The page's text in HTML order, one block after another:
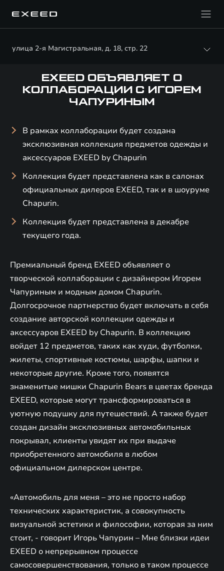
улица 2-я Магистральная, д. 18, стр. 22
EXEED ОБЪЯВЛЯЕТ О
КОЛЛАБОРАЦИИ С ИГОРЕМ
ЧАПУРИНЫМ
В рамках коллаборации будет создана
эксклюзивная коллекция предметов одежды и
аксессуаров EXEED by Chapurin
Коллекция будет представлена как в салонах
официальных дилеров EXEED, так и в шоуруме
Chapurin.
Коллекция будет представлена в декабре
текущего года.
Премиальный бренд EXEED объявляет о
творческой коллаборации с дизайнером Игорем
Чапуриным и модным домом Chapurin.
Долгосрочное партнерство будет включать в себя
создание авторской коллекции одежды и
аксессуаров EXEED by Chapurin. В коллекцию
войдет 12 предметов, таких как худи, футболки,
жилеты, спортивные костюмы, шарфы, шапки и
некоторые другие. Кроме того, появятся
знаменитые мишки Chapurin Bears в цветах бренда
EXEED, которые могут трансформироваться в
уютную подушку для путешествий. А также будет
создан дизайн эксклюзивных автомобильных
покрывал, клиенты увидят их при выдаче
приобретенного автомобиля в любом
официальном дилерском центре.
«Автомобиль для меня – это не просто набор
технических характеристик, а совокупность
визуальной эстетики и философии, которая за ним
стоит, - говорит Игорь Чапурин – Мне близки идеи
EXEED о непрерывном процессе
самосовершенствования, только в таком процессе